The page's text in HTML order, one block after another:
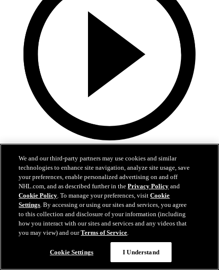
4:30
Nylanders fem snyggaste mål 2025-26
Kolla in William Nylanders snyggaste mål från grundserien
06 jul 2026
We and our third-party partners may use cookies and similar
technologies to enhance site navigation, analyze site usage, save
your preferences, enable personalized advertising on and off
NHL.com, and as described further in thePrivacy Policy and
Cookie Policy. To manage your preferences, visitCookie
Settings. By accessing or using our sites and services, you agree
to this collection and disclosure of your information (including
how you interact with our sites and services and any videos that
you may view) and ourTerms of Service.
Cookie Settings I Understand